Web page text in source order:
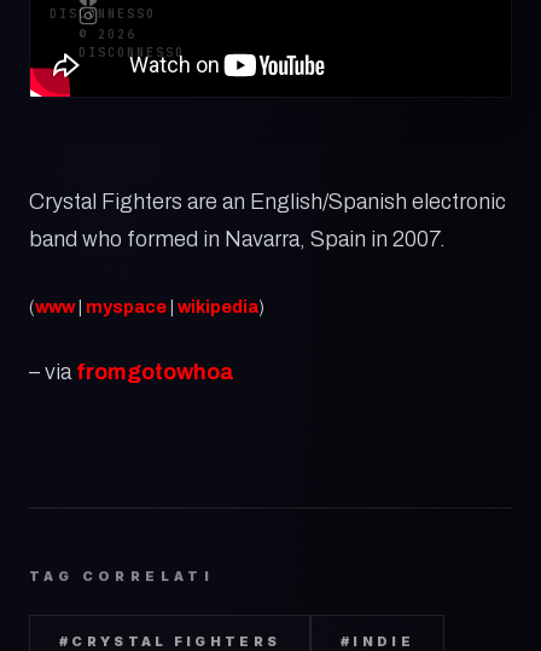
DISCONNESSO
© 2026
DISCONNESSO
Crystal Fighters are an English/Spanish electronic
band who formed in Navarra, Spain in 2007.
(www| myspace wikipedia)
– via fromgotowhoa
TAG CORRELATI
# CRYSTAL FIGHTERS # INDIE